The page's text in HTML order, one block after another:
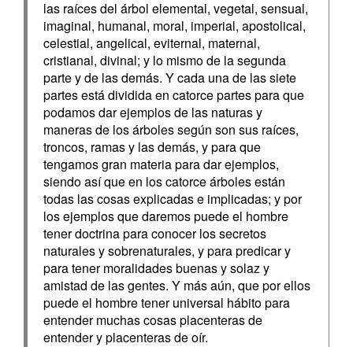
las raíces del árbol elemental, vegetal, sensual,
imaginal, humanal, moral, imperial, apostolical,
celestial, angelical, eviternal, maternal,
cristianal, divinal; y lo mismo de la segunda
parte y de las demás. Y cada una de las siete
partes está dividida en catorce partes para que
podamos dar ejemplos de las naturas y
maneras de los árboles según son sus raíces,
troncos, ramas y las demás, y para que
tengamos gran materia para dar ejemplos,
siendo así que en los catorce árboles están
todas las cosas explicadas e implicadas; y por
los ejemplos que daremos puede el hombre
tener doctrina para conocer los secretos
naturales y sobrenaturales, y para predicar y
para tener moralidades buenas y solaz y
amistad de las gentes. Y más aún, que por ellos
puede el hombre tener universal hábito para
entender muchas cosas placenteras de
entender y placenteras de oír.